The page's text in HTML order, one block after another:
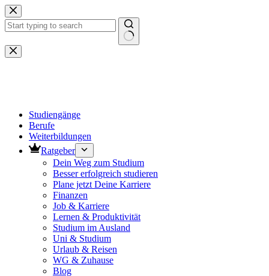
Zum
Inhalt
springen
Keine
Ergebnisse
Studiengänge
Berufe
Weiterbildungen
Ratgeber
Dein Weg zum Studium
Besser erfolgreich studieren
Plane jetzt Deine Karriere
Finanzen
Job & Karriere
Lernen & Produktivität
Studium im Ausland
Uni & Studium
Urlaub & Reisen
WG & Zuhause
Blog